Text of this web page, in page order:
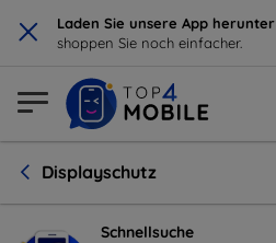
× Laden Sie unsere App herunter
shoppen Sie noch einfacher.
Displayschutz
Schnellsuche